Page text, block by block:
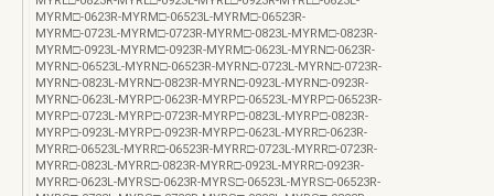
MYRM□-0623R-MYRM□-06523L-MYRM□-06523R-
MYRM□-0723L-MYRM□-0723R-MYRM□-0823L-MYRM□-0823R-
MYRM□-0923L-MYRM□-0923R-MYRM□-0623L-MYRN□-0623R-
MYRN□-06523L-MYRN□-06523R-MYRN□-0723L-MYRN□-0723R-
MYRN□-0823L-MYRN□-0823R-MYRN□-0923L-MYRN□-0923R-
MYRN□-0623L-MYRP□-0623R-MYRP□-06523L-MYRP□-06523R-
MYRP□-0723L-MYRP□-0723R-MYRP□-0823L-MYRP□-0823R-
MYRP□-0923L-MYRP□-0923R-MYRP□-0623L-MYRR□-0623R-
MYRR□-06523L-MYRR□-06523R-MYRR□-0723L-MYRR□-0723R-
MYRR□-0823L-MYRR□-0823R-MYRR□-0923L-MYRR□-0923R-
MYRR□-0623L-MYRS□-0623R-MYRS□-06523L-MYRS□-06523R-